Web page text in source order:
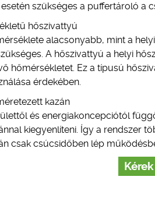
szükséges a puffertároló a
hőszivattyú
alacsonyabb, mint a
A hőszivattyú a helyi
hőmérsékletet. Ez a típusú
érdekében.
kazán
és energiakoncepciótól
kiegyenlíteni. Így a rendszer
csak csúcsidőben lép